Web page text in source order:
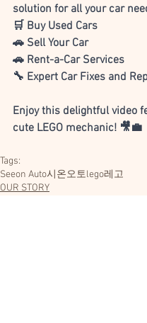
solution for all your car
🛒 Buy Used Cars
🚗 Sell Your Car
🚗 Rent-a-Car Services
🔧 Expert Car Fixes and
Enjoy this delightful video
cute LEGO mechanic! 🎥💼
Tags:
Seeon Auto시온오토lego레고
OUR STORY